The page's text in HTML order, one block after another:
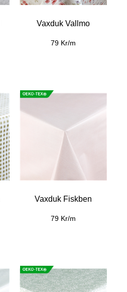
Vaxduk Vallmo
79 Kr/m
Vaxduk Fiskben
79 Kr/m